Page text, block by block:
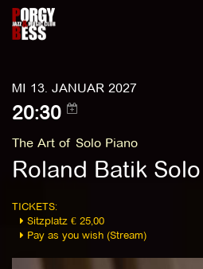
MI 13. JANUAR 2027
20:30
The Art of Solo Piano
Roland Batik
TICKETS:
Sitzplatz € 25,00
Pay as you wish (Stream)